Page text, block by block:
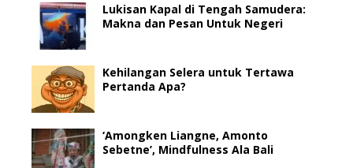
Lukisan Kapal di Tengah Samudera:
Makna dan Pesan Untuk Negeri
Kehilangan Selera untuk Tertawa
Pertanda Apa?
‘Amongken Liangne, Amonto
Sebetne’, Mindfulness Ala Bali